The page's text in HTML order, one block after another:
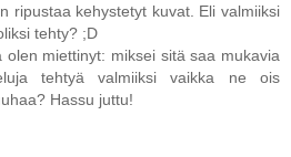
ripustaa kehystetyt kuvat. Eli valmiiksi
tehty? ;D
olen miettinyt: miksei sitä saa mukavia
tehtyä valmiiksi vaikka ne ois
Hassu juttu!